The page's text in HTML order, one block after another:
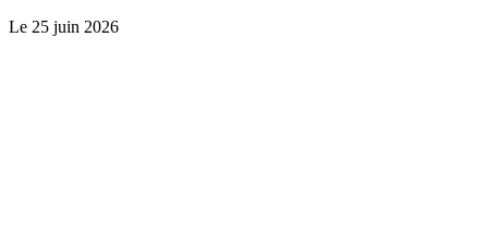
Le 25 juin 2026